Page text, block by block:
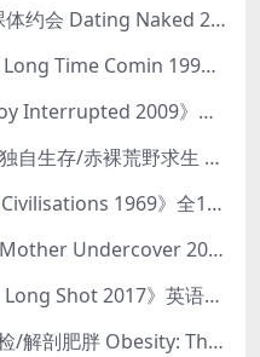
美国纪录片《裸体相亲/裸体约会 Dating Naked 2014-2016》第1-3季全33集 英语中英双字 无水印纯净版 1080P/MKV/85.6G 裸体相亲真人秀
加拿大纪录片《好久不见 Long Time Comin 1993》英语中英双字 官方纯净版 1080P/MKV/1G 女同性艺术家
美国纪录片《双相青春 Boy Interrupted 2009》英语中英双字 官方纯净版 1080P/MKV/1.43G 青少年躁郁症
探索频道《赤裸与恐惧：独自生存/赤裸荒野求生 Naked and Afraid: Solo 2023》第一季全8集 英语中英双字 官方纯净版 高码1080P/MKV/45.4G
BBC纪录片《文明的轨迹 Civilisations 1969》全13集 英语中英双字 高清收藏版 1080P/MKV/64.1G 西方艺术史话
HULU纪录片《卧底妈妈 Mother Undercover 2023》全4集 英语中英双字 官方纯净版 1080P/MKV/7.6G 拯救孩子
Netflix纪录片《意外在场 Long Shot 2017》英语中字 720P/NKV/1.06GB 美国谋杀误判案件
BBC纪录片《肥胖症：尸检/解剖肥胖 Obesity: The Post Mortem 2016》英语中英双字 无水印纯净版 1080P/MKV/1.03G